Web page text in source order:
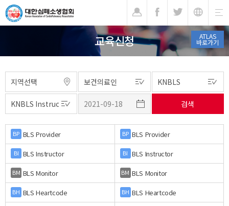
ATLAS
바로가기
교육신청
BP BLS Provider BP BLS Provider
BI BLS Instructor BI BLS Instructor
BM BLS Monitor BM BLS Monitor
BH BLS Heartcode BH BLS Heartcode